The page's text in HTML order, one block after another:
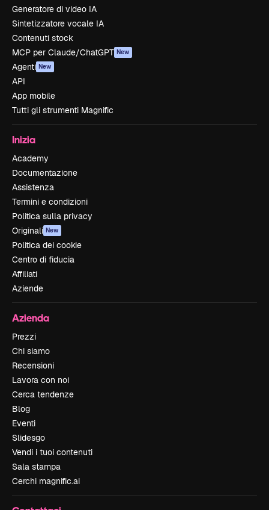
Generatore di video IA
Sintetizzatore vocale IA
Contenuti stock
MCP per Claude/ChatGPT New
Agenti New
API
App mobile
Tutti gli strumenti Magnific
Inizia
Academy
Documentazione
Assistenza
Termini e condizioni
Politica sulla privacy
Originali New
Politica dei cookie
Centro di fiducia
Affiliati
Aziende
Azienda
Prezzi
Chi siamo
Recensioni
Lavora con noi
Cerca tendenze
Blog
Eventi
Slidesgo
Vendi i tuoi contenuti
Sala stampa
Cerchi magnific.ai